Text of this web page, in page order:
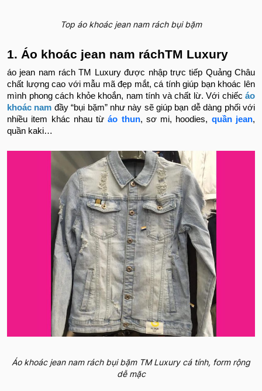
Top áo khoác jean nam rách bụi bặm
1. Áo khoác jean nam ráchTM Luxury
áo jean nam rách TM Luxury được nhập trực tiếp Quảng Châu
chất lượng cao với mẫu mã đẹp mắt, cá tính giúp bạn khoác lên
mình phong cách khỏe khoắn, nam tính và chất lừ. Với chiếc áo
khoác nam đầy “bụi bặm” như này sẽ giúp bạn dễ dàng phối với
nhiều item khác nhau từáo thun, sơ mi, hoodies, quần jean,
quần kaki…
Áo khoác jean nam rách bụi bặm TM Luxury cá tính, form rộng
dễ mặc